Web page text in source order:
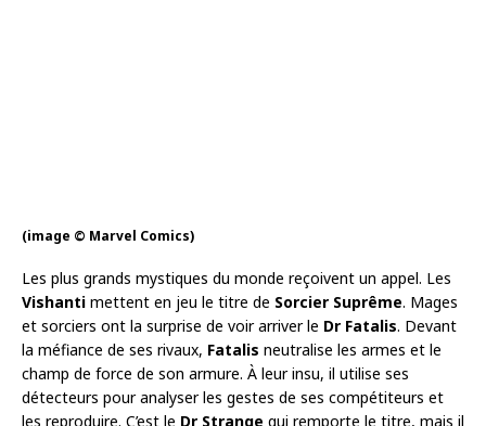
(image © Marvel Comics)
Les plus grands mystiques du monde reçoivent un appel. Les
Vishanti mettent en jeu le titre de Sorcier Suprême. Mages
et sorciers ont la surprise de voir arriver le Dr Fatalis. Devant
la méfiance de ses rivaux, Fatalis neutralise les armes et le
champ de force de son armure. À leur insu, il utilise ses
détecteurs pour analyser les gestes de ses compétiteurs et
les reproduire. C’est le Dr Strange qui remporte le titre, mais il